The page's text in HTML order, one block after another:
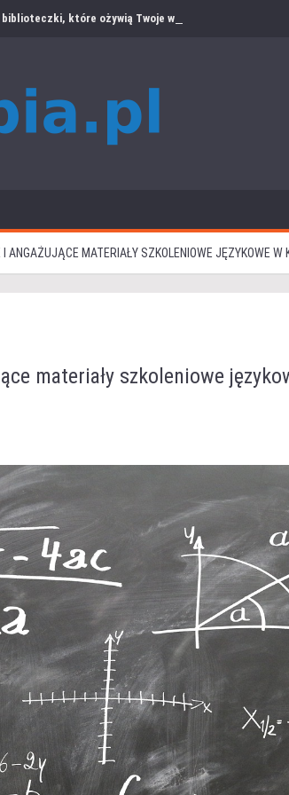
biblioteczki, które ożywią Twoje wnętrze
ANGAŻUJĄCE MATERIAŁY SZKOLENIOWE JĘZYKOWE W
materiały szkoleniowe